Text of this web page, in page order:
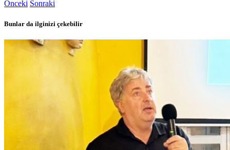
Önceki Sonraki
Bunlar da ilginizi çekebilir